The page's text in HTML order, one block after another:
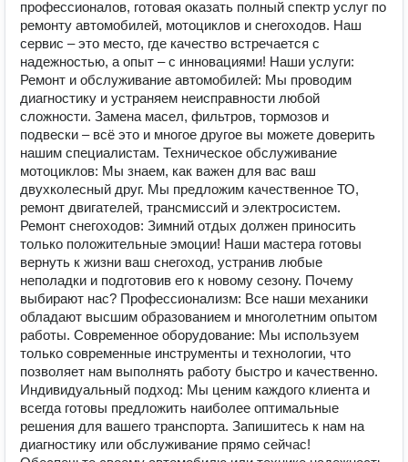
профессионалов, готовая оказать полный спектр услуг по
ремонту автомобилей, мотоциклов и снегоходов. Наш
сервис – это место, где качество встречается с
надежностью, а опыт – с инновациями! Наши услуги:
Ремонт и обслуживание автомобилей: Мы проводим
диагностику и устраняем неисправности любой
сложности. Замена масел, фильтров, тормозов и
подвески – всё это и многое другое вы можете доверить
нашим специалистам. Техническое обслуживание
мотоциклов: Мы знаем, как важен для вас ваш
двухколесный друг. Мы предложим качественное ТО,
ремонт двигателей, трансмиссий и электросистем.
Ремонт снегоходов: Зимний отдых должен приносить
только положительные эмоции! Наши мастера готовы
вернуть к жизни ваш снегоход, устранив любые
неполадки и подготовив его к новому сезону. Почему
выбирают нас? Профессионализм: Все наши механики
обладают высшим образованием и многолетним опытом
работы. Современное оборудование: Мы используем
только современные инструменты и технологии, что
позволяет нам выполнять работу быстро и качественно.
Индивидуальный подход: Мы ценим каждого клиента и
всегда готовы предложить наиболее оптимальные
решения для вашего транспорта. Запишитесь к нам на
диагностику или обслуживание прямо сейчас!